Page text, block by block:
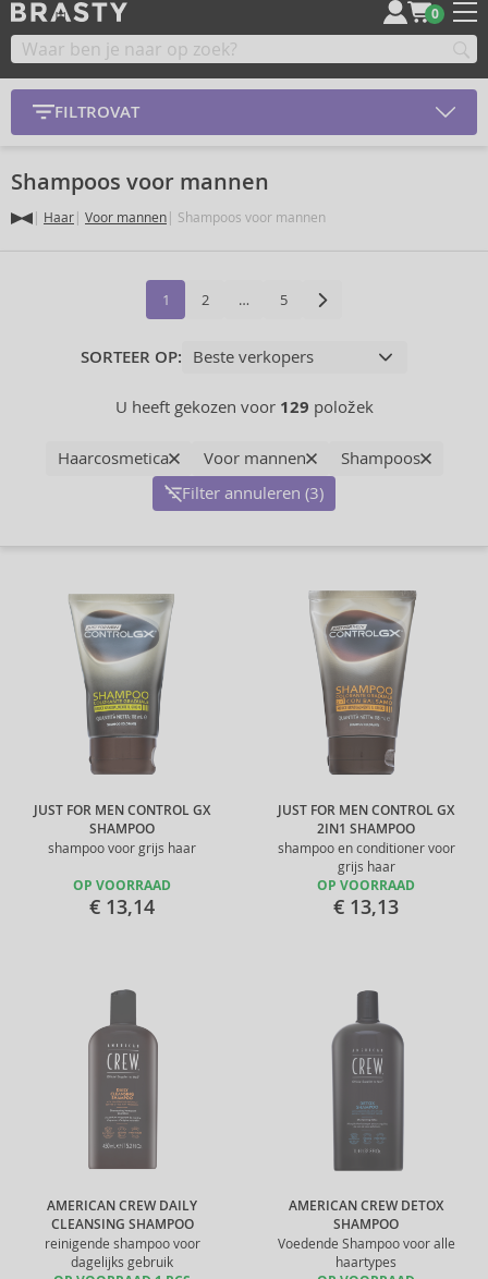
0
FILTROVAT
Shampoos voor mannen
Haar Voor mannen Shampoos voor mannen
1 2 … 5
SORTEER OP:
U heeft gekozen voor 129 položek
Haarcosmetica Voor mannen
Shampoos
Filter annuleren (3)
JUST FOR MEN CONTROL GX
SHAMPOO
shampoo voor grijs haar
OP VOORRAAD
€ 13,14
JUST FOR MEN CONTROL GX
2IN1 SHAMPOO
shampoo en conditioner voor
grijs haar
OP VOORRAAD
€ 13,13
AMERICAN CREW DAILY
CLEANSING SHAMPOO
reinigende shampoo voor
dagelijks gebruik
AMERICAN CREW DETOX
SHAMPOO
Voedende Shampoo voor alle
haartypes